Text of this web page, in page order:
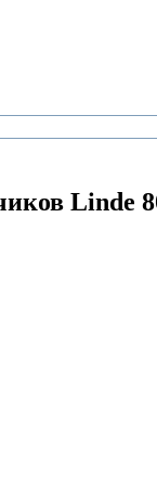
Linde